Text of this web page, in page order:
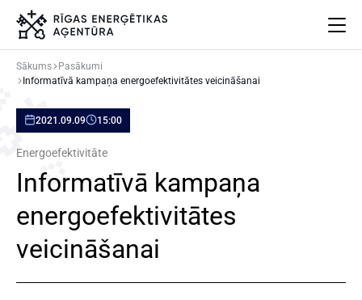
Jaunumi
Aprites ekonomika
Iesaisties
Elpo Rīga!
Sākums
Pasākumi
Informatīvā kampaņa energoefektivitātes veicināšanai
2021.09.09 15:00
Energoefektivitāte
Informatīvā kampaņa
energoefektivitātes
veicināšanai